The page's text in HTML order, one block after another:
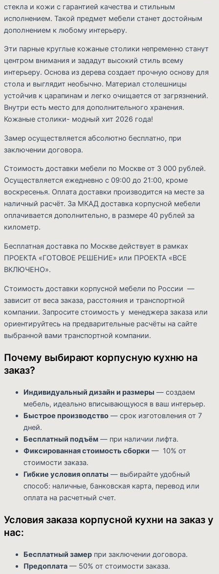
стекла и кожи с гарантией качества и стильным
исполнением. Такой предмет мебели станет достойным
дополнением к любому интерьеру.
Эти парные круглые кожаные столики непременно станут
центром внимания и зададут высокий стиль всему
интерьеру. Основа из дерева создает прочную основу для
стола и выглядит необычно. Материал столешницы
устойчив к царапинам и легко очищается от загрязнений.
Внутри есть место для дополнительного хранения.
Кожаные столики- модный хит 2026 года!
Замер осуществляется абсолютно бесплатно, при
заключении договора.
Стоимость доставки мебели по Москве от 3 000 рублей.
Осуществляется ежедневно с 09:00 до 21:00, кроме
воскресенья. Оплата доставки производится на месте за
наличный расчёт. За МКАД доставка корпусной мебели
оплачивается дополнительно, в размере 40 рублей за
километр.
Бесплатная доставка по Москве действует в рамках
ПРОЕКТА «ГОТОВОЕ РЕШЕНИЕ» или ПРОЕКТА «ВСЕ
ВКЛЮЧЕНО».
Стоимость доставки корпусной мебели по России —
зависит от веса заказа, расстояния и транспортной
компании. Запросите стоимость у менеджера заказа или
ориентируйтесь на предварительные расчёты на сайте
выбранной вами транспортной компании.
Почему выбирают корпусную кухню на
заказ?
Индивидуальный дизайн и размеры — создаем
мебель, идеально вписывающуюся в ваш интерьер.
Быстрое производство — срок изготовления от 7
дней.
Бесплатный подъём — при наличии лифта.
Фиксированная стоимость сборки — 10% от
стоимости заказа.
Гибкие условия оплаты — выбирайте удобный
способ: наличные, банковская карта, перевод или
оплата на расчетный счет.
Условия заказа корпусной кухни на заказ у
нас:
Бесплатный замер при заключении договора.
Предоплата — 50% от стоимости заказа.